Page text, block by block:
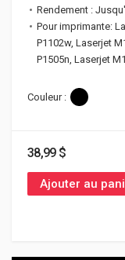
Rendement :
Pour imprimante:
P1102w, Laserjet
P1505n, Laserjet
Couleur :
38,99 $
Ajouter au